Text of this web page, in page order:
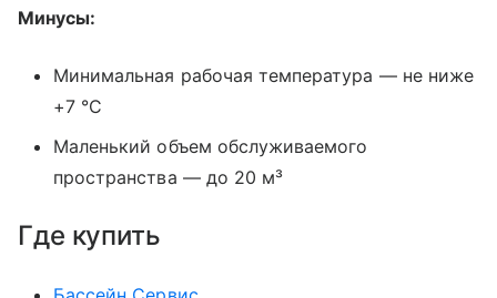
Минусы:
Минимальная рабочая температура — не ниже
+7 °C
Маленький объем обслуживаемого
пространства — до 20 м³
Где купить